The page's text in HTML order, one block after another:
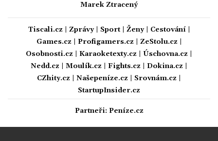
Marek Ztracený
Tiscali.cz Zprávy| Sport| Ženy| Cestování|
Games.cz
Profigamers.cz ZeStolu.cz
Osobnosti.cz
Karaoketexty.cz Úschovna.cz
Nedd.cz
Moulík.cz Fights.cz Dokina.cz
CZhity.cz
Našepeníze.cz Srovnám.cz
StartupInsider.cz
Partneři: Peníze.cz